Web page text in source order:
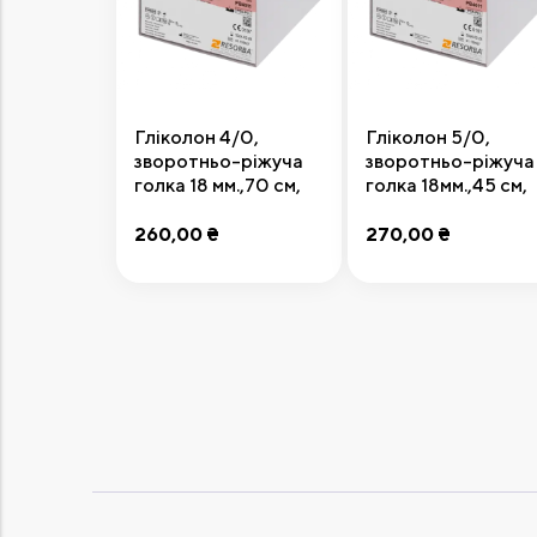
Гліколон 4/0,
зворотньо-ріжуча
голка 18 мм.,70 см,
260,00 ₴
Додати до кошика
Гліколон 5/0,
зворотньо-ріжуча
голка 18мм.,45 см,
270,00 ₴
Додати до кошика